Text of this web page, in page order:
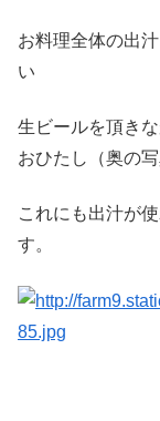
お料理全体の出汁
い
生ビールを頂き
おひたし（奥の写
これにも出汁が
す。